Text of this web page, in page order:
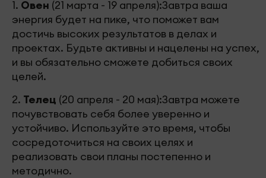
1. Овен (21 марта - 19 апреля):Завтра ваша
энергия будет на пике, что поможет вам
достичь высоких результатов в делах и
проектах. Будьте активны и нацелены на успех,
и вы обязательно сможете добиться своих
целей.
2. Телец (20 апреля - 20 мая):Завтра можете
почувствовать себя более уверенно и
устойчиво. Используйте это время, чтобы
сосредоточиться на своих целях и
реализовать свои планы постепенно и
методично.